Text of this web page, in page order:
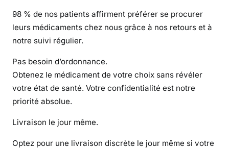
m
v
r
98 % de nos patients affirment préférer se procurer
leurs médicaments chez nous grâce à nos retours et à
notre suivi régulier.
Pas besoin d’ordonnance.
Obtenez le médicament de votre choix sans révéler
votre état de santé. Votre confidentialité est notre
priorité absolue.
Livraison le jour même.
Optez pour une livraison discrète le jour même si votre